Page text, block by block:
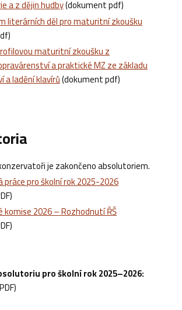
a z dějin hudby(dokument pdf)
literárních děl pro maturitní zkoušku
maturitní zkoušku z
a praktické MZ ze základu
a ladění klavírů(dokument pdf)
je zakončeno absolutoriem.
pro školní rok 2025-2026
2026 – Rozhodnutí ŘŠ
pro školní rok 2025–2026: